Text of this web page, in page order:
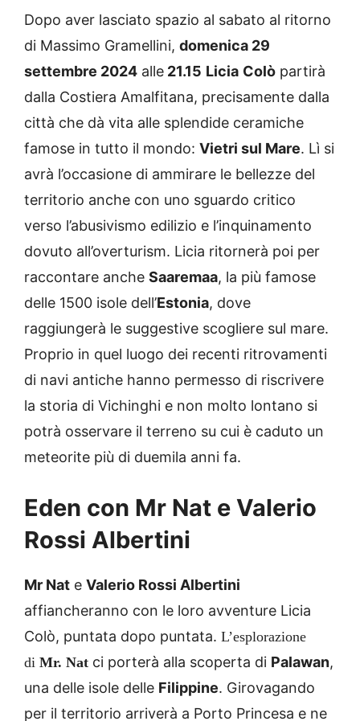
Dopo aver lasciato spazio al sabato al ritorno
di Massimo Gramellini, domenica 29
settembre 2024 alle 21.15 Licia Colò partirà
dalla Costiera Amalfitana, precisamente dalla
città che dà vita alle splendide ceramiche
famose in tutto il mondo: Vietri sul Mare. Lì si
avrà l’occasione di ammirare le bellezze del
territorio anche con uno sguardo critico
verso l’abusivismo edilizio e l’inquinamento
dovuto all’overturism. Licia ritornerà poi per
raccontare anche Saaremaa, la più famose
delle 1500 isole dell’Estonia, dove
raggiungerà le suggestive scogliere sul mare.
Proprio in quel luogo dei recenti ritrovamenti
di navi antiche hanno permesso di riscrivere
la storia di Vichinghi e non molto lontano si
potrà osservare il terreno su cui è caduto un
meteorite più di duemila anni fa.
Eden con Mr Nat e Valerio
Rossi Albertini
Mr Nat e Valerio Rossi Albertini
affiancheranno con le loro avventure Licia
Colò, puntata dopo puntata. L’esplorazione
di Mr. Nat ci porterà alla scoperta di Palawan,
una delle isole delle Filippine. Girovagando
per il territorio arriverà a Porto Princesa e ne